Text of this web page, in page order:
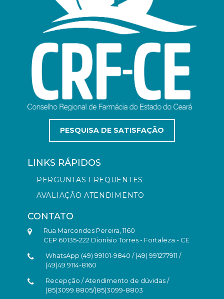
PESQUISA DE SATISFAÇÃO
LINKS RÁPIDOS
PERGUNTAS FREQUENTES
AVALIAÇÃO ATENDIMENTO
CONTATO
Rua Marcondes Pereira, 1160
CEP 60135-222 Dionísio Torres - Fortaleza - CE
WhatsApp (49) 99101-9840 / (49) 991277911 /
(49)49 9114-8160
Recepção / Atendimento de dúvidas /
(85)3099.8805/(85)3099-8803